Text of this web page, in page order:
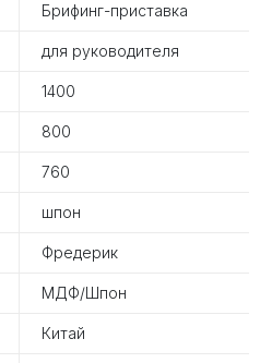
Брифинг-приставка
для руководителя
1400
800
760
шпон
Фредерик
МДФ/Шпон
Китай